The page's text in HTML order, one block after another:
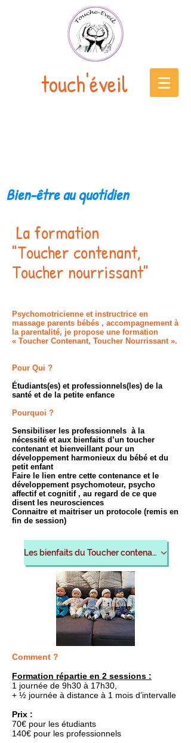
touch'éveil
Bien-être au quotidien
La formation
"Toucher contenant,
Toucher nourrissant"
Psychomotricienne et instructrice en
massage parents bébés , accompagnement à
la parentalité, je propose une formation
« Toucher Contenant, Toucher Nourrissant ».
Pour Qui ?
Étudiants(es) et professionnels(les) de la
santé et de la petite enfance
Pourquoi ?
Sensibiliser les professionnels à la
nécessité et aux bienfaits d’un toucher
contenant et bienveillant pour un
développement harmonieux du bébé et du
petit enfant
Faire le lien entre cette contenance et le
développement psychomoteur, psycho
affectif et cognitif , au regard de ce que
disent les neurosciences
Connaitre et maitriser un protocole (remis en
fin de session)
Les bienfaits du Toucher contenant Toucher nourrissant
Comment ?
Formation répartie en 2 sessions :
1 journée de 9h30 à 17h30,
+ ½ journée à distance à 1 mois d’intervalle
Prix :
70€ pour les étudiants
140€ pour les professionnels